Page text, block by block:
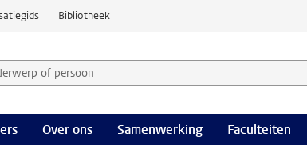
Bibliotheek
of persoon en selecteer categorie
Over ons Samenwerking Faculteiten